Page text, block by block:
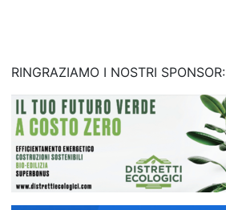
RINGRAZIAMO I NOSTRI SPONSOR: